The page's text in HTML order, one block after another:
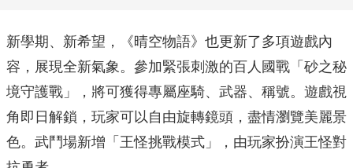
新學期、新希望，《晴空物語》也更新了多項遊戲內
容，展現全新氣象。參加緊張刺激的百人國戰「砂之秘
境守護戰」，將可獲得專屬座騎、武器、稱號。遊戲視
角即日解鎖，玩家可以自由旋轉鏡頭，盡情瀏覽美麗景
色。武鬥場新增「王怪挑戰模式」，由玩家扮演王怪對